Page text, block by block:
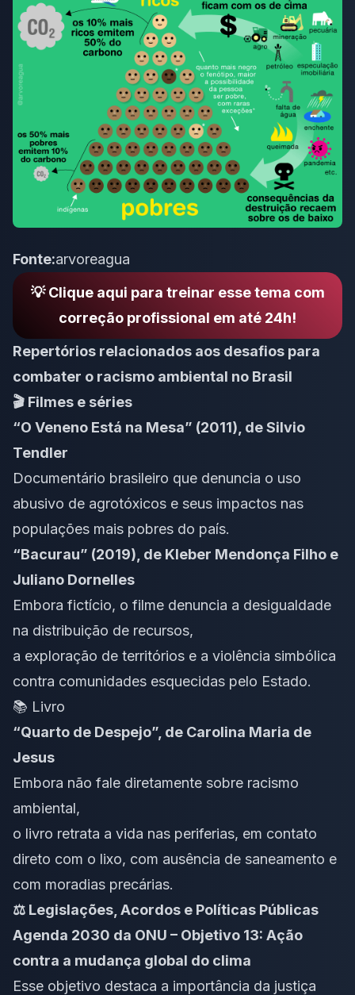
Fonte:arvoreagua
💡 Clique aqui para treinar esse tema com
correção profissional em até 24h!
Repertórios relacionados aos desafios para
combater o racismo ambiental no Brasil
🎬 Filmes e séries
“O Veneno Está na Mesa” (2011), de Silvio
Tendler
Documentário brasileiro que denuncia o uso
abusivo de agrotóxicos e seus impactos nas
populações mais pobres do país.
“Bacurau” (2019), de Kleber Mendonça Filho e
Juliano Dornelles
Embora fictício, o filme denuncia a desigualdade
na distribuição de recursos,
a exploração de territórios e a violência simbólica
contra comunidades esquecidas pelo Estado.
📚 Livro
“Quarto de Despejo”, de Carolina Maria de
Jesus
Embora não fale diretamente sobre racismo
ambiental,
o livro retrata a vida nas periferias, em contato
direto com o lixo, com ausência de saneamento e
com moradias precárias.
⚖️ Legislações, Acordos e Políticas Públicas
Agenda 2030 da ONU – Objetivo 13: Ação
contra a mudança global do clima
Esse objetivo destaca a importância da justiça